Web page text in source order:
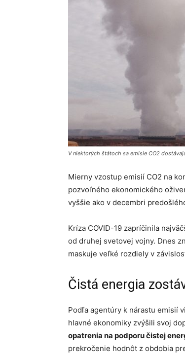
V niektorých štátoch sa emisie CO2
Mierny vzostup emisií CO2 na
pozvoľného ekonomického
vyššie ako v decembri
Kríza COVID-19 zapríčinila
od druhej svetovej vojny. Dnes
maskuje veľké rozdiely v
Čistá energia
Podľa agentúry k nárastu emisií
hlavné ekonomiky zvýšili svoj
opatrenia na podporu čistej
prekročenie hodnôt z obdobia